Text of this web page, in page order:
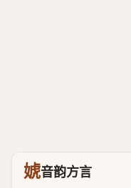
婋音韵方言